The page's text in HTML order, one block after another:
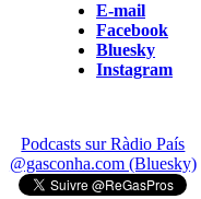
E-mail
Facebook
Bluesky
Instagram
Podcasts sur Ràdio País
@gasconha.com (Bluesky)